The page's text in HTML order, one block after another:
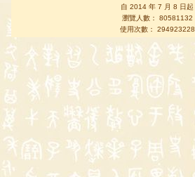
自 2014 年 7 月 8 日起
瀏覽人數： 80581132
使用次數： 294923228